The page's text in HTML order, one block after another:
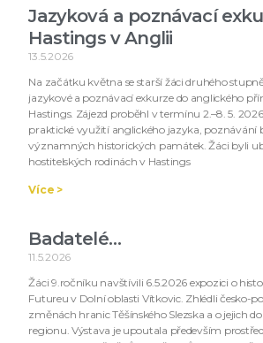
Jazyková a poznávací
Hastings v Anglii
13.5.2026
Na začátku května se starší žáci druhého
jazykové a poznávací exkurze do anglického
Hastings. Zájezd proběhl v termínu 2.–8. 5.
praktické využití anglického jazyka, poznávání
významných historických památek. Žáci byli
hostitelských rodinách v Hastings
Více >
Badatelé…
11.5.2026
Žáci 9.ročníku navštívili 6.5.2026 expozici o
Futureu v Dolní oblasti Vítkovic. Zhlédli česko-
změnách hranic Těšínského Slezska a o jejich
regionu. Výstava je upoutala především